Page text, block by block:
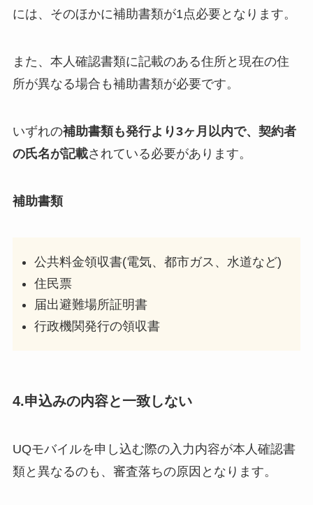
には、そのほかに補助書類が1点必要となります。
また、本人確認書類に記載のある住所と現在の住
所が異なる場合も補助書類が必要です。
いずれの補助書類も発行より3ヶ月以内で、契約者
の氏名が記載されている必要があります。
補助書類
公共料金領収書(電気、都市ガス、水道など)
住民票
届出避難場所証明書
行政機関発行の領収書
4.申込みの内容と一致しない
UQモバイルを申し込む際の入力内容が本人確認書
類と異なるのも、審査落ちの原因となります。